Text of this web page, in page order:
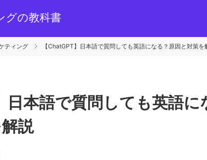
グの教科書
ティング 【ChatGPT】日本語で質問しても英語になる？原因と対策を
日本語で質問しても英語に
説